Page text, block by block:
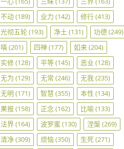
不动(189) 业力 (142) 修行(413)
光彻五轮(193) 净土 (131) 功德(249)
嗔(201) 四禅(177) 如来(204)
实修(128) 平等(145) 恶业 (128)
无为 (129) 无常 (246) 无我(235)
无明 (171) 智慧 (355) 本性 (134)
果报 (158) 正念(162) 比喻(133)
法界(164) 波罗蜜 (130) 涅槃(269)
清净(309) 烦恼(350) 生死(271)